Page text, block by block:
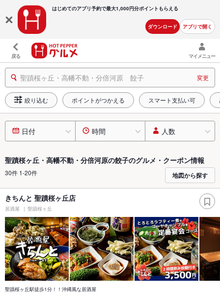
はじめてのアプリ予約で最大1,000円分ポイントもらえる
ダウンロード アプリで開く
戻る マイメニュー
聖蹟桜ヶ丘・高幡不動・分倍河原 餃子 変更
絞り込む ポイントがつかえる スマート支払い可
日付 時間 人数
聖蹟桜ヶ丘・高幡不動・分倍河原の餃子のグルメ・クーポン情報
30件 1-20件 地図から探す
きちんと 聖蹟桜ヶ丘店
居酒屋 聖蹟桜ヶ丘
聖蹟桜ヶ丘駅徒歩1分！！沖縄風な居酒屋